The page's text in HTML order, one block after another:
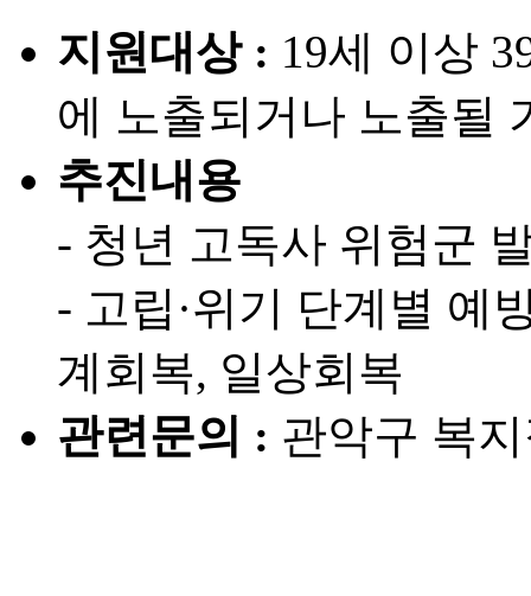
지원대상 : 19세 이상
에 노출되거나 노출될
추진내용
- 청년 고독사 위험군
- 고립·위기 단계별 예
계회복, 일상회복
관련문의 : 관악구 복